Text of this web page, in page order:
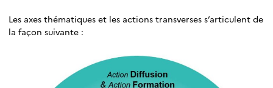
Les axes thématiques et les actions transverses s’articulent de
la façon suivante :